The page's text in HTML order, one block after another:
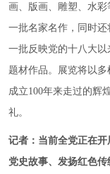
画、版画、雕塑、水
一批名家名作，同时
一批反映党的十八大
题材作品。展览将以
成立100年来走过的辉
礼。
记者：当前全党正在
党史故事、发扬红色